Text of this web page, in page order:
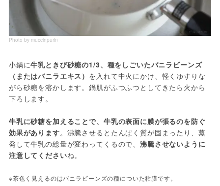
Photo by muccinpurin
小鍋に牛乳ときび砂糖の1/3、種をしごいたバニラビーンズ
（またはバニラエキス） を入れて中火にかけ、軽くゆすりな
がら砂糖を溶かします。鍋肌がふつふつとしてきたら火から
下ろします。
牛乳に砂糖を加えることで、牛乳の表面に膜が張るのを防ぐ
効果があります。沸騰させるとたんぱく質が固まったり、蒸
発して牛乳の総量が変わってくるので、沸騰させないように
注意してくださいね。
※茶色く見えるのはバニラビーンズの種についた粘膜です。